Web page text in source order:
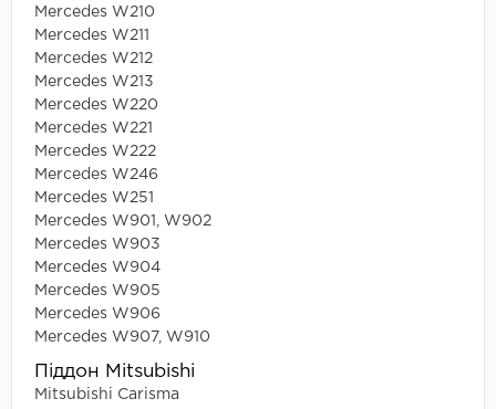
Mercedes W210
Mercedes W211
Mercedes W212
Mercedes W213
Mercedes W220
Mercedes W221
Mercedes W222
Mercedes W246
Mercedes W251
Mercedes W901, W902
Mercedes W903
Mercedes W904
Mercedes W905
Mercedes W906
Mercedes W907, W910
Піддон Mitsubishi
Mitsubishi Carisma